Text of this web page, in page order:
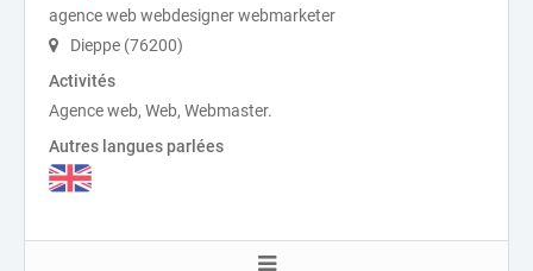
agence web webdesigner webmarketer
Dieppe (76200)
Activités
Agence web, Web, Webmaster.
Autres langues parlées